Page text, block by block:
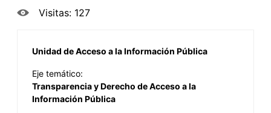
Visitas: 127
Unidad de Acceso a la Información Pública
Eje temático:
Transparencia y Derecho de Acceso a la
Información Pública